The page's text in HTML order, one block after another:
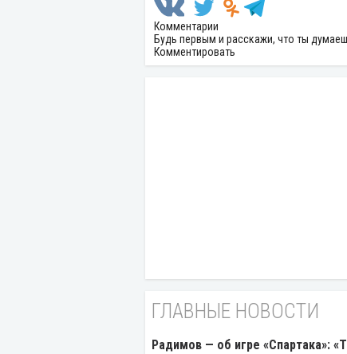
Комментарии
Будь первым и расскажи, что ты
Комментировать
ГЛАВНЫЕ НОВОСТИ
Радимов — об игре «Спартака»: